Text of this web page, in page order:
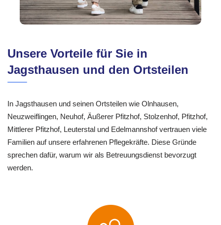
Unsere Vorteile für Sie in
Jagsthausen und den Ortsteilen
In Jagsthausen und seinen Ortsteilen wie Olnhausen,
Neuzweiflingen, Neuhof, Äußerer Pfitzhof, Stolzenhof, Pfitzhof,
Mittlerer Pfitzhof, Leuterstal und Edelmannshof vertrauen viele
Familien auf unsere erfahrenen Pflegekräfte. Diese Gründe
sprechen dafür, warum wir als Betreuungsdienst bevorzugt
werden.